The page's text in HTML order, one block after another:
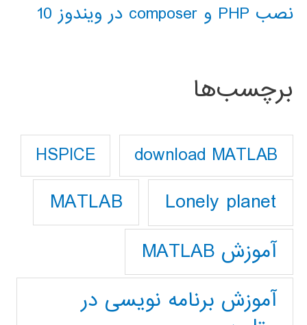
نصب PHP و composer در ویندوز 10
برچسب‌ها
download MATLAB
HSPICE
Lonely planet
MATLAB
آموزش MATLAB
آموزش برنامه نویسی در